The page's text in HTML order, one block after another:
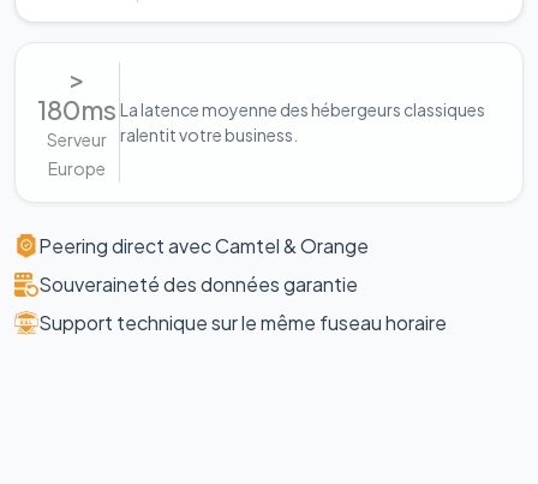
>
180ms
Serveur
Europe
La latence moyenne des hébergeurs classiques
ralentit votre business.
Peering direct avec Camtel & Orange
Souveraineté des données garantie
Support technique sur le même fuseau horaire